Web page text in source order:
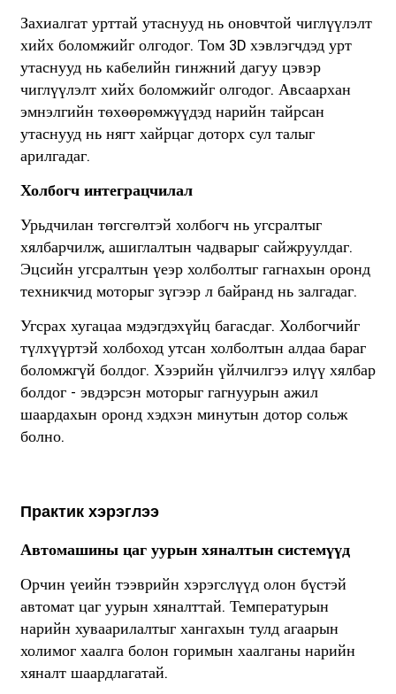
Захиалгат урттай утаснууд нь оновчтой чиглүүлэлт
хийх боломжийг олгодог. Том 3D хэвлэгчдэд урт
утаснууд нь кабелийн гинжний дагуу цэвэр
чиглүүлэлт хийх боломжийг олгодог. Авсаархан
эмнэлгийн төхөөрөмжүүдэд нарийн тайрсан
утаснууд нь нягт хайрцаг доторх сул талыг
арилгадаг.
Холбогч интеграцчилал
Урьдчилан төгсгөлтэй холбогч нь угсралтыг
хялбарчилж, ашиглалтын чадварыг сайжруулдаг.
Эцсийн угсралтын үеэр холболтыг гагнахын оронд
техникчид моторыг зүгээр л байранд нь залгадаг.
Угсрах хугацаа мэдэгдэхүйц багасдаг. Холбогчийг
түлхүүртэй холбоход утсан холболтын алдаа бараг
боломжгүй болдог. Хээрийн үйлчилгээ илүү хялбар
болдог - эвдэрсэн моторыг гагнуурын ажил
шаардахын оронд хэдхэн минутын дотор сольж
болно.
Практик хэрэглээ
Автомашины цаг уурын хяналтын системүүд
Орчин үеийн тээврийн хэрэгслүүд олон бүстэй
автомат цаг уурын хяналттай. Температурын
нарийн хуваарилалтыг хангахын тулд агаарын
холимог хаалга болон горимын хаалганы нарийн
хяналт шаардлагатай.